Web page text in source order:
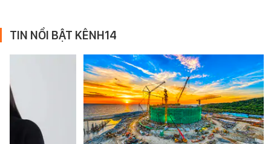
TIN NỔI BẬT KÊNH14